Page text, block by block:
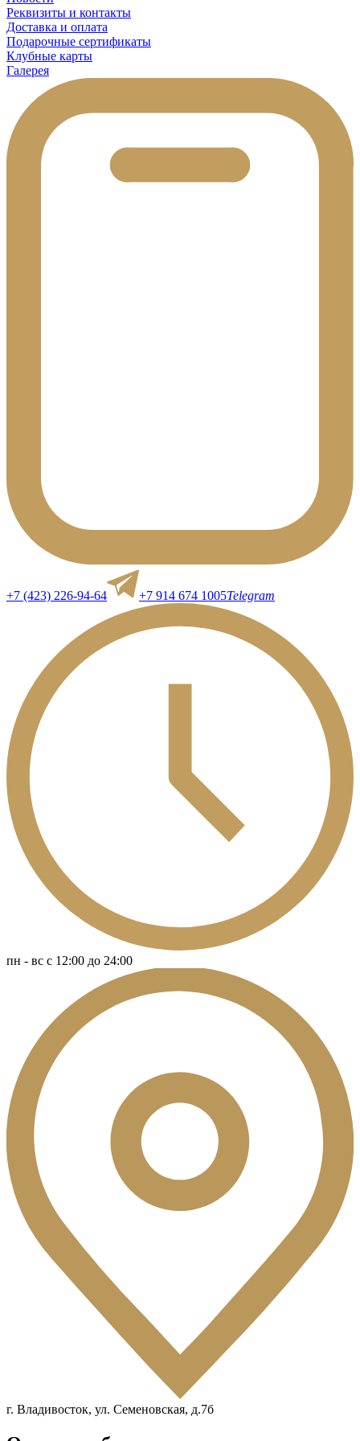
Реквизиты и контакты
Доставка и оплата
Подарочные сертификаты
Клубные карты
Галерея
+7 (423) 226-94-64 +7 914 674 1005Telegram
пн - вс c 12:00 до 24:00
г. Владивосток, ул. Семеновская, д.7б